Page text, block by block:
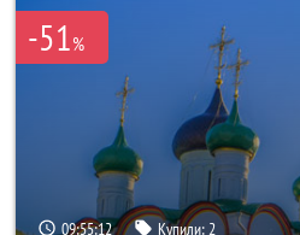
-51%
09:55:10 Купили: 2